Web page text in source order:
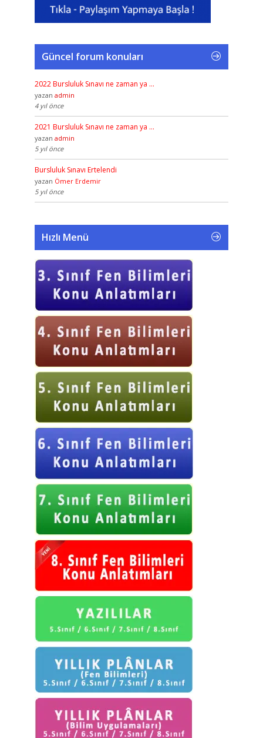
Güncel forum konuları
2022 Bursluluk Sınavı ne zaman ya …
yazan admin
4 yıl önce
2021 Bursluluk Sınavı ne zaman ya …
yazan admin
5 yıl önce
Bursluluk Sınavı Ertelendi
yazan Ömer Erdemir
5 yıl önce
Hızlı Menü